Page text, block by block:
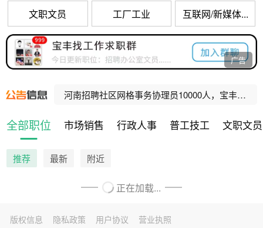
文职文员 工厂工业 互联网/新媒体...
广告
河南招聘社区网格事务协理员10000人，宝丰招聘47人！
宝丰县公办养老机构招聘工作人员公告
全部职位 市场销售 行政人事 普工技工 文职文员
推荐 最新 附近
正在加载...
版权信息 隐私政策 用户协议 营业执照